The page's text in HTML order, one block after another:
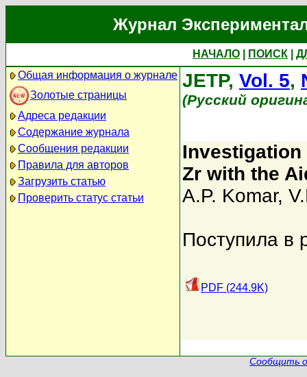
Журнал
НАЧАЛО ПОИСК
Общая информация о журнале
Золотые страницы
Адреса редакции
Содержание журнала
Сообщения редакции
Правила для авторов
Загрузить статью
Проверить статус статьи
JETP, Vol. 5,
(Русский
Zr with the
A.P. Komar,
Поступила в
PDF (244.9K)
Сообщить о